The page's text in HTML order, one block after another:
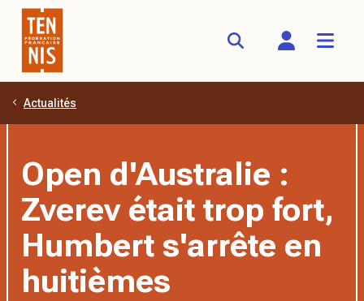
Aller au contenu principal
Actualités
Open d'Australie :
Zverev était trop fort,
Humbert s'arrête en
huitièmes